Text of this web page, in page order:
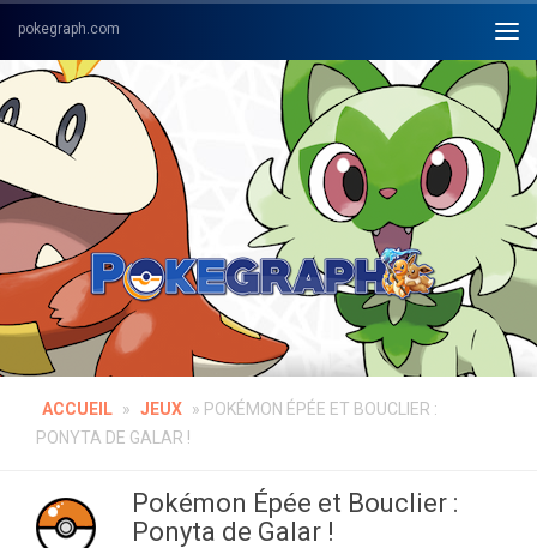
Skip to content
ACCUEIL » JEUX » POKÉMON ÉPÉE ET BOUCLIER :
PONYTA DE GALAR !
Pokémon Épée et Bouclier :
Ponyta de Galar !